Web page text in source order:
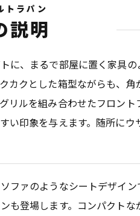
トラパン
説明
に、まるで部屋に置く家具
カクとした箱型ながらも、
リルを組み合わせたフロン
い印象を与えます。随所にウ
ファのようなシートデザイン
も登場します。コンパクト